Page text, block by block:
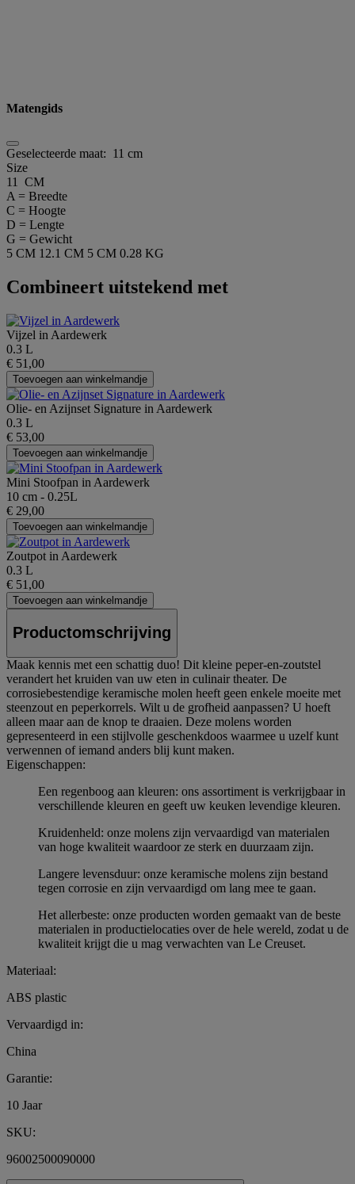
Matengids
Geselecteerde maat: 11 cm
Size
11 CM
A = Breedte
C = Hoogte
D = Lengte
G = Gewicht
5 CM 12.1 CM 5 CM 0.28 KG
Combineert uitstekend met
Vijzel in Aardewerk
0.3 L
€ 51,00
Toevoegen aan winkelmandje
Olie- en Azijnset Signature in Aardewerk
0.3 L
€ 53,00
Toevoegen aan winkelmandje
Mini Stoofpan in Aardewerk
10 cm - 0.25L
€ 29,00
Toevoegen aan winkelmandje
Zoutpot in Aardewerk
0.3 L
€ 51,00
Toevoegen aan winkelmandje
Productomschrijving
Maak kennis met een schattig duo! Dit kleine peper-en-zoutstel
verandert het kruiden van uw eten in culinair theater. De
corrosiebestendige keramische molen heeft geen enkele moeite met
steenzout en peperkorrels. Wilt u de grofheid aanpassen? U hoeft
alleen maar aan de knop te draaien. Deze molens worden
gepresenteerd in een stijlvolle geschenkdoos waarmee u uzelf kunt
verwennen of iemand anders blij kunt maken.
Eigenschappen:
Een regenboog aan kleuren: ons assortiment is verkrijgbaar in
verschillende kleuren en geeft uw keuken levendige kleuren.
Kruidenheld: onze molens zijn vervaardigd van materialen
van hoge kwaliteit waardoor ze sterk en duurzaam zijn.
Langere levensduur: onze keramische molens zijn bestand
tegen corrosie en zijn vervaardigd om lang mee te gaan.
Het allerbeste: onze producten worden gemaakt van de beste
materialen in productielocaties over de hele wereld, zodat u de
kwaliteit krijgt die u mag verwachten van Le Creuset.
Materiaal:
ABS plastic
Vervaardigd in:
China
Garantie:
10 Jaar
SKU:
96002500090000